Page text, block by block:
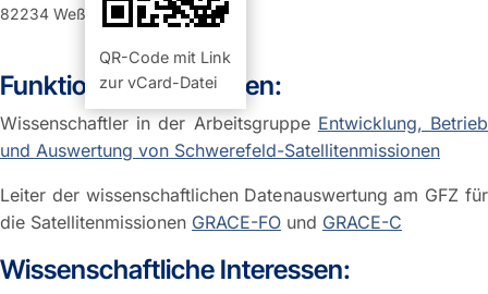
QR-Code mit Link
zur vCard-Datei
82234 Weßling
Funktion und Aufgaben:
Wissenschaftler in der Arbeitsgruppe Entwicklung, Betrieb
und Auswertung von Schwerefeld-Satellitenmissionen
Leiter der wissenschaftlichen Datenauswertung am GFZ für
die Satellitenmissionen GRACE-FO und GRACE-C
Wissenschaftliche Interessen: